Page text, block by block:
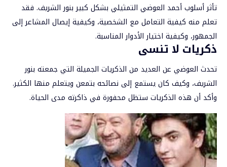
تأثر أسلوب أحمد العوضي التمثيلي بشكل كبير بنور الشريف. فقد
تعلم منه كيفية التعامل مع الشخصية، وكيفية إيصال المشاعر إلى
الجمهور، وكيفية اختيار الأدوار المناسبة.
ذكريات لا تنسى
تحدث العوضي عن العديد من الذكريات الجميلة التي جمعته بنور
الشريف، وكيف كان يستمع إلى نصائحه بتمعن ويتعلم منها الكثير.
وأكد أن هذه الذكريات ستظل محفورة في ذاكرته مدى الحياة.